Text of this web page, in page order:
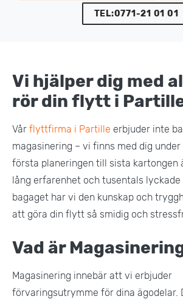
TEL:0771-21 01 01
Vi hjälper dig med
rör din flytt i
Vår flyttfirma i Partille erbjuder inte
magasinering – vi finns med dig
första planeringen till sista kartongen
lång erfarenhet och tusentals lyckade
bagaget har vi den kunskap och
att göra din flytt så smidig och
Vad är
Magasinering innebär att vi erbjuder
förvaringsutrymme för dina ägodelar.